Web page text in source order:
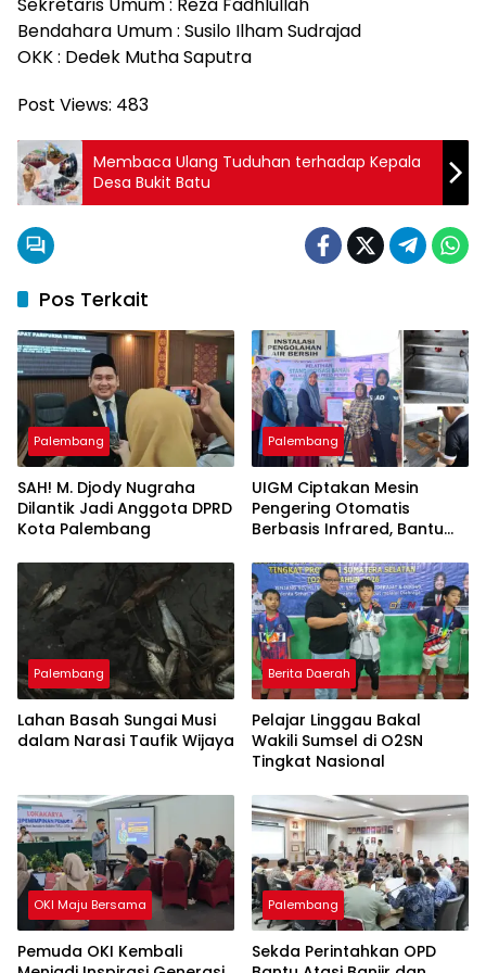
Sekretaris Umum : Reza Fadhlullah
Bendahara Umum : Susilo Ilham Sudrajad
OKK : Dedek Mutha Saputra
Post Views: 483
Membaca Ulang Tuduhan terhadap Kepala
Desa Bukit Batu
Pos Terkait
Palembang
SAH! M. Djody Nugraha
Dilantik Jadi Anggota DPRD
Kota Palembang
Palembang
UIGM Ciptakan Mesin
Pengering Otomatis
Berbasis Infrared, Bantu
Pulau Kemaro
Palembang
Lahan Basah Sungai Musi
dalam Narasi Taufik Wijaya
Berita Daerah
Pelajar Linggau Bakal
Wakili Sumsel di O2SN
Tingkat Nasional
OKI Maju Bersama
Pemuda OKI Kembali
Palembang
Sekda Perintahkan OPD